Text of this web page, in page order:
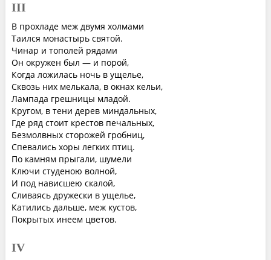
III
В прохладе меж двумя холмами
Таился монастырь святой.
Чинар и тополей рядами
Он окружен был — и порой,
Когда ложилась ночь в ущелье,
Сквозь них мелькала, в окнах кельи,
Лампада грешницы младой.
Кругом, в тени дерев миндальных,
Где ряд стоит крестов печальных,
Безмолвных сторожей гробниц,
Спевались хоры легких птиц.
По камням прыгали, шумели
Ключи студеною волной,
И под нависшею скалой,
Сливаясь дружески в ущелье,
Катились дальше, меж кустов,
Покрытых инеем цветов.
IV